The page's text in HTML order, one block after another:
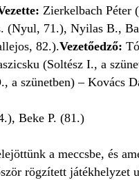
Zierkelbach Péter
(Nyul, 71.), Nyilas B.,
82.).Vezetőedző:
(Soltész I., a
szünetben) – Kovács
Beke P. (81.)
a meccsbe, és
rögzített